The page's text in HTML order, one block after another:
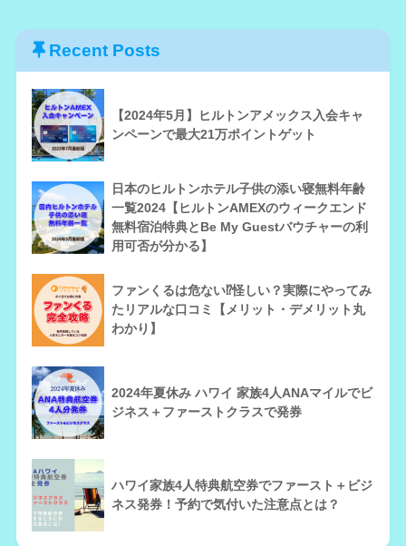
Recent Posts
【2024年5月】ヒルトンアメックス入会キャ
ンペーンで最大21万ポイントゲット
日本のヒルトンホテル子供の添い寝無料年齢
一覧2024【ヒルトンAMEXのウィークエンド
無料宿泊特典とBe My Guestバウチャーの利
用可否が分かる】
ファンくるは危ない⁉怪しい？実際にやってみ
たリアルな口コミ【メリット・デメリット丸
わかり】
2024年夏休み ハワイ 家族4人ANAマイルでビ
ジネス＋ファーストクラスで発券
ハワイ家族4人特典航空券でファースト＋ビジ
ネス発券！予約で気付いた注意点とは？